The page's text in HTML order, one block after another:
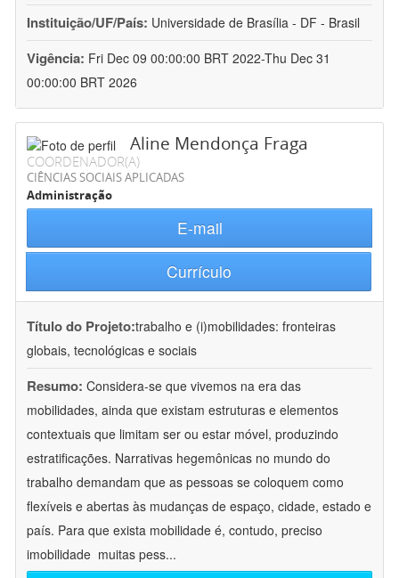
Instituição/UF/País: Universidade de Brasília - DF - Brasil
Vigência: Fri Dec 09 00:00:00 BRT 2022-Thu Dec 31
00:00:00 BRT 2026
Aline Mendonça Fraga
COORDENADOR(A)
CIÊNCIAS SOCIAIS APLICADAS
Administração
E-mail
Currículo
Título do Projeto:trabalho e (i)mobilidades: fronteiras
globais, tecnológicas e sociais
Resumo: Considera-se que vivemos na era das
mobilidades, ainda que existam estruturas e elementos
contextuais que limitam ser ou estar móvel, produzindo
estratificações. Narrativas hegemônicas no mundo do
trabalho demandam que as pessoas se coloquem como
flexíveis e abertas às mudanças de espaço, cidade, estado e
país. Para que exista mobilidade é, contudo, preciso
imobilidade  muitas pess...